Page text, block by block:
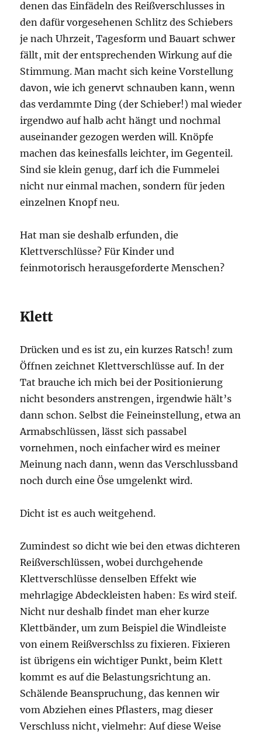
denen das Einfädeln des Reißverschlusses in
den dafür vorgesehenen Schlitz des Schiebers
je nach Uhrzeit, Tagesform und Bauart schwer
fällt, mit der entsprechenden Wirkung auf die
Stimmung. Man macht sich keine Vorstellung
davon, wie ich genervt schnauben kann, wenn
das verdammte Ding (der Schieber!) mal wieder
irgendwo auf halb acht hängt und nochmal
auseinander gezogen werden will. Knöpfe
machen das keinesfalls leichter, im Gegenteil.
Sind sie klein genug, darf ich die Fummelei
nicht nur einmal machen, sondern für jeden
einzelnen Knopf neu.
Hat man sie deshalb erfunden, die
Klettverschlüsse? Für Kinder und
feinmotorisch herausgeforderte Menschen?
Klett
Drücken und es ist zu, ein kurzes Ratsch! zum
Öffnen zeichnet Klettverschlüsse auf. In der
Tat brauche ich mich bei der Positionierung
nicht besonders anstrengen, irgendwie hält’s
dann schon. Selbst die Feineinstellung, etwa an
Armabschlüssen, lässt sich passabel
vornehmen, noch einfacher wird es meiner
Meinung nach dann, wenn das Verschlussband
noch durch eine Öse umgelenkt wird.
Dicht ist es auch weitgehend.
Zumindest so dicht wie bei den etwas dichteren
Reißverschlüssen, wobei durchgehende
Klettverschlüsse denselben Effekt wie
mehrlagige Abdeckleisten haben: Es wird steif.
Nicht nur deshalb findet man eher kurze
Klettbänder, um zum Beispiel die Windleiste
von einem Reißverschlss zu fixieren. Fixieren
ist übrigens ein wichtiger Punkt, beim Klett
kommt es auf die Belastungsrichtung an.
Schälende Beanspruchung, das kennen wir
vom Abziehen eines Pflasters, mag dieser
Verschluss nicht, vielmehr: Auf diese Weise